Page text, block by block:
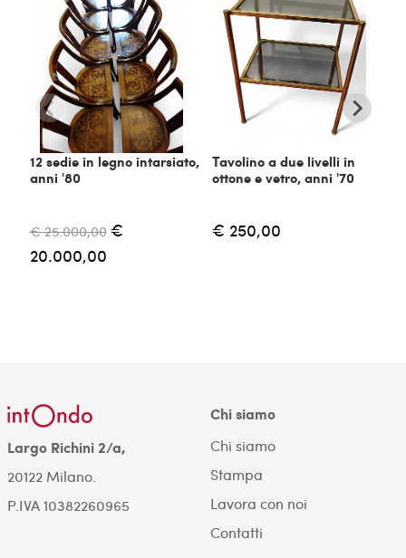
12 sedie in legno intarsiato,
anni '80
€ 25.000,00 €
20.000,00
Tavolino a due livelli in
ottone e vetro, anni '70
€ 250,00
Largo Richini 2/a,
20122 Milano.
P.IVA 10382260965
Chi siamo
Chi siamo
Stampa
Lavora con noi
Contatti